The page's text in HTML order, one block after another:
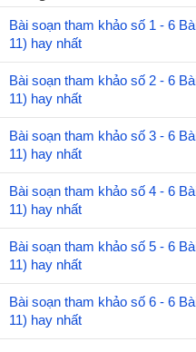
Bài soạn tham khảo số 1 - 6
11) hay nhất
Bài soạn tham khảo số 2 - 6
11) hay nhất
Bài soạn tham khảo số 3 - 6
11) hay nhất
Bài soạn tham khảo số 4 - 6
11) hay nhất
Bài soạn tham khảo số 5 - 6
11) hay nhất
Bài soạn tham khảo số 6 - 6
11) hay nhất